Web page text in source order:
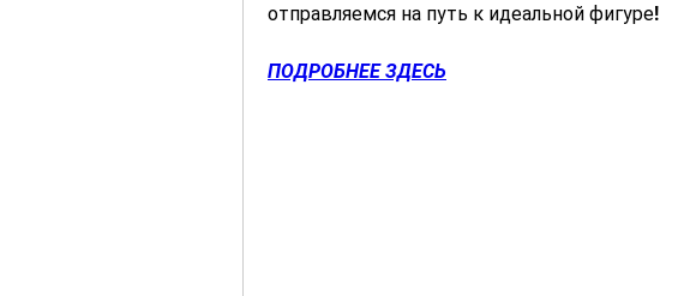
отправляемся на путь к идеальной фигуре!
ПОДРОБНЕЕ ЗДЕСЬ